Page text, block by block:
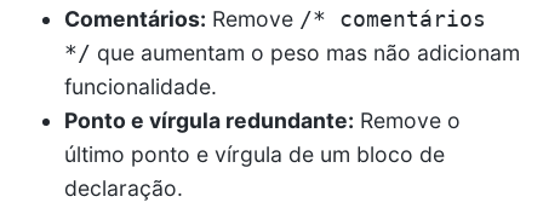
Comentários: Remove /* comentários
*/ que aumentam o peso mas não adicionam
funcionalidade.
Ponto e vírgula redundante: Remove o
último ponto e vírgula de um bloco de
declaração.